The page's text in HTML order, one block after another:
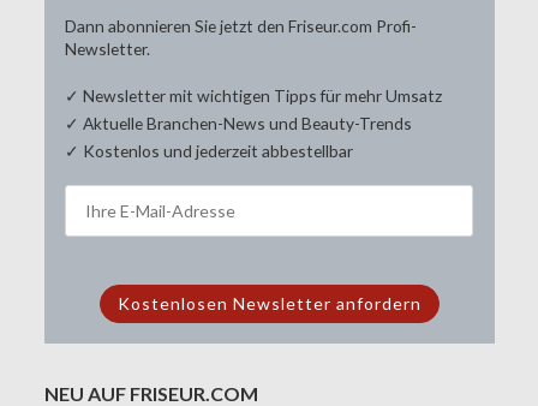
Dann abonnieren Sie jetzt den Friseur.com Profi-
Newsletter.
✓ Newsletter mit wichtigen Tipps für mehr Umsatz
✓ Aktuelle Branchen-News und Beauty-Trends
✓ Kostenlos und jederzeit abbestellbar
NEU AUF FRISEUR.COM